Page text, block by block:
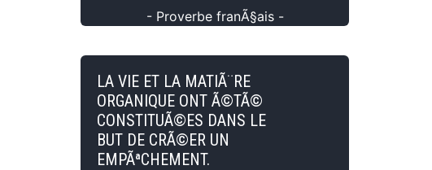
- Proverbe franÃ§ais -
LA VIE ET LA MATIÃ¨RE
ORGANIQUE ONT Ã©TÃ©
CONSTITUÃ©ES DANS LE
BUT DE CRÃ©ER UN
EMPÃªCHEMENT.